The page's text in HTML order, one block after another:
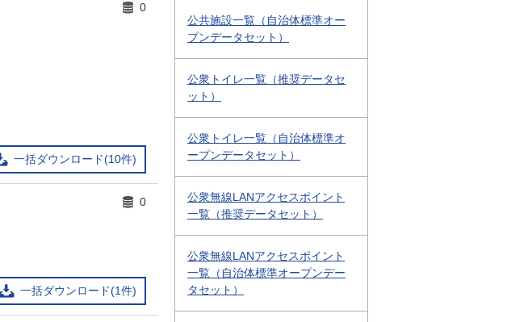
一括ダウンロード(10件)
0
一括ダウンロード(1件)
0
公共施設一覧（自治体標準オー
プンデータセット）
公衆トイレ一覧（推奨データセ
ット）
公衆トイレ一覧（自治体標準オ
ープンデータセット）
公衆無線LANアクセスポイント
一覧（推奨データセット）
公衆無線LANアクセスポイント
一覧（自治体標準オープンデー
タセット）